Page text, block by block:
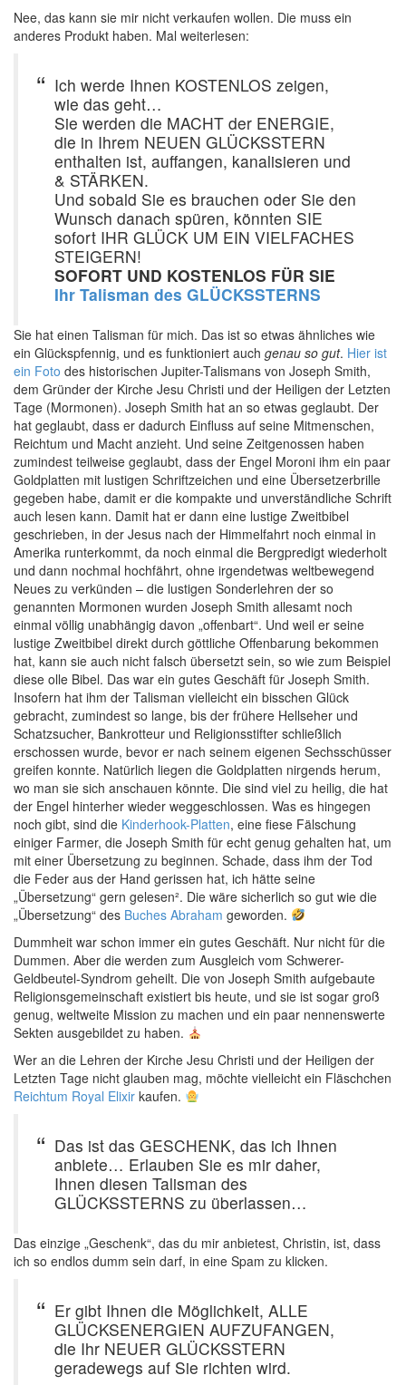
Nee, das kann sie mir nicht verkaufen wollen. Die muss ein
anderes Produkt haben. Mal weiterlesen:
Ich werde Ihnen KOSTENLOS zeigen,
wie das geht…
Sie werden die MACHT der ENERGIE,
die in Ihrem NEUEN GLÜCKSSTERN
enthalten ist, auffangen, kanalisieren und
& STÄRKEN.
Und sobald Sie es brauchen oder Sie den
Wunsch danach spüren, könnten SIE
sofort IHR GLÜCK UM EIN VIELFACHES
STEIGERN!
SOFORT UND KOSTENLOS FÜR SIE
Ihr Talisman des GLÜCKSSTERNS
Sie hat einen Talisman für mich. Das ist so etwas ähnliches wie
ein Glückspfennig, und es funktioniert auch genau so gut. Hier ist
ein Foto des historischen Jupiter-Talismans von Joseph Smith,
dem Gründer der Kirche Jesu Christi und der Heiligen der Letzten
Tage (Mormonen). Joseph Smith hat an so etwas geglaubt. Der
hat geglaubt, dass er dadurch Einfluss auf seine Mitmenschen,
Reichtum und Macht anzieht. Und seine Zeitgenossen haben
zumindest teilweise geglaubt, dass der Engel Moroni ihm ein paar
Goldplatten mit lustigen Schriftzeichen und eine Übersetzerbrille
gegeben habe, damit er die kompakte und unverständliche Schrift
auch lesen kann. Damit hat er dann eine lustige Zweitbibel
geschrieben, in der Jesus nach der Himmelfahrt noch einmal in
Amerika runterkommt, da noch einmal die Bergpredigt wiederholt
und dann nochmal hochfährt, ohne irgendetwas weltbewegend
Neues zu verkünden – die lustigen Sonderlehren der so
genannten Mormonen wurden Joseph Smith allesamt noch
einmal völlig unabhängig davon „offenbart“. Und weil er seine
lustige Zweitbibel direkt durch göttliche Offenbarung bekommen
hat, kann sie auch nicht falsch übersetzt sein, so wie zum Beispiel
diese olle Bibel. Das war ein gutes Geschäft für Joseph Smith.
Insofern hat ihm der Talisman vielleicht ein bisschen Glück
gebracht, zumindest so lange, bis der frühere Hellseher und
Schatzsucher, Bankrotteur und Religionsstifter schließlich
erschossen wurde, bevor er nach seinem eigenen Sechsschüsser
greifen konnte. Natürlich liegen die Goldplatten nirgends herum,
wo man sie sich anschauen könnte. Die sind viel zu heilig, die hat
der Engel hinterher wieder weggeschlossen. Was es hingegen
noch gibt, sind die Kinderhook-Platten, eine fiese Fälschung
einiger Farmer, die Joseph Smith für echt genug gehalten hat, um
mit einer Übersetzung zu beginnen. Schade, dass ihm der Tod
die Feder aus der Hand gerissen hat, ich hätte seine
„Übersetzung“ gern gelesen². Die wäre sicherlich so gut wie die
„Übersetzung“ des Buches Abraham geworden.
Dummheit war schon immer ein gutes Geschäft. Nur nicht für die
Dummen. Aber die werden zum Ausgleich vom Schwerer-
Geldbeutel-Syndrom geheilt. Die von Joseph Smith aufgebaute
Religionsgemeinschaft existiert bis heute, und sie ist sogar groß
genug, weltweite Mission zu machen und ein paar nennenswerte
Sekten ausgebildet zu haben.
Wer an die Lehren der Kirche Jesu Christi und der Heiligen der
Letzten Tage nicht glauben mag, möchte vielleicht ein Fläschchen
Reichtum Royal Elixir kaufen.
Das ist das GESCHENK, das ich Ihnen
anbiete… Erlauben Sie es mir daher,
Ihnen diesen Talisman des
GLÜCKSSTERNS zu überlassen…
Das einzige „Geschenk“, das du mir anbietest, Christin, ist, dass
ich so endlos dumm sein darf, in eine Spam zu klicken.
Er gibt Ihnen die Möglichkeit, ALLE
GLÜCKSENERGIEN AUFZUFANGEN,
die Ihr NEUER GLÜCKSSTERN
geradewegs auf Sie richten wird.